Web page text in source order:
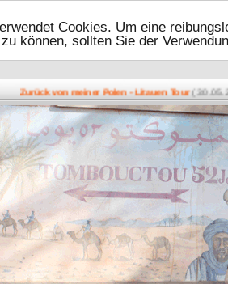
Cookies. Um eine
zu können, sollten Sie der
Zurück von meiner Polen - Litauen Tour(